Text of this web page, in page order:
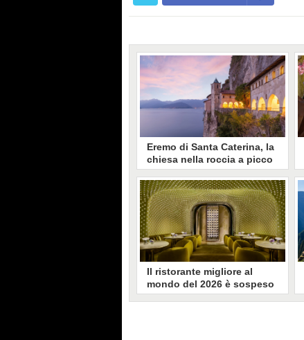
Eremo di Santa Caterina, la
chiesa nella roccia a picco
sul lago Maggiore apre per
gli eventi di primavera
L'Eremo di Santa Caterina del
Sasso è incastonato in una parete
rocciosa a picco sul lago
Maggiore. Questa primavera
ospiterà passeggiate, picnic ed
eventi.
Il ristorante migliore al
mondo del 2026 è sospeso
in un grattacielo di Hong